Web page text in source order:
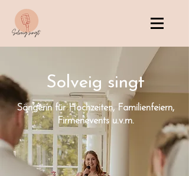
Solveig singt
Sängerin für Hochzeiten, Familienfeiern,
Firmenevents u.v.m.